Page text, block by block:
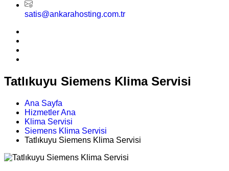
satis@ankarahosting.com.tr
Tatlıkuyu Siemens Klima Servisi
Ana Sayfa
Hizmetler Ana
Klima Servisi
Siemens Klima Servisi
Tatlıkuyu Siemens Klima Servisi